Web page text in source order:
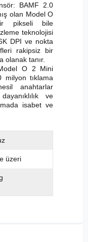
BAMF 2.0
olan Model O
pikseli bile
teknolojisi
DPI ve nokta
rakipsiz bir
olanak tanır.
O 2 Mini
milyon tıklama
anahtarlar
ve
isabet ve
üzeri